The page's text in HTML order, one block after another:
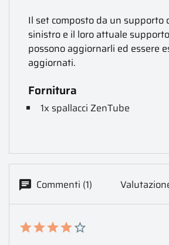
Il set composto da un supporto
sinistro e il loro attuale
possono aggiornarli ed essere
aggiornati.
Fornitura
1x spallacci ZenTube
Commenti (1)